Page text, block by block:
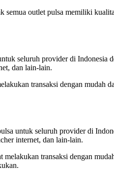
outlet pulsa memiliki
seluruh provider di Indonesia
dan lain-lain.
transaksi dengan
untuk seluruh provider di
internet, dan lain-lain.
transaksi dengan